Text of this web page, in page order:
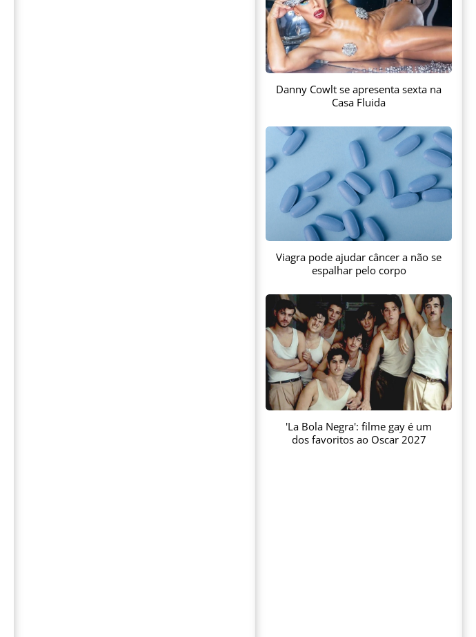
Danny Cowlt se apresenta sexta na
Casa Fluida
Viagra pode ajudar câncer a não se
espalhar pelo corpo
'La Bola Negra': filme gay é um
dos favoritos ao Oscar 2027